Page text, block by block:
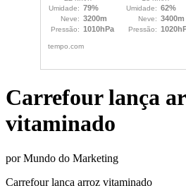
Carrefour lança
vitaminado
por Mundo do Marketing
Carrefour lança arroz vitaminado